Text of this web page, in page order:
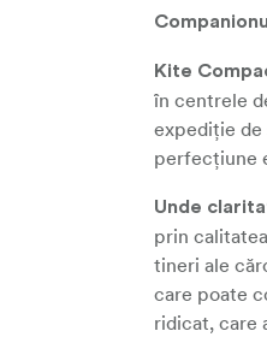
Kite
în centrele
expediție de
perfecțiune
Unde
prin
tineri ale
care poate
ridicat, care